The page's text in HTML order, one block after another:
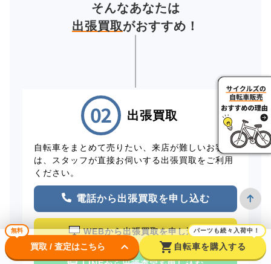
そんなあなたは
出張買取がおすすめ！
出張買取
自転車をまとめて売りたい、来店が難しいお客様
は、スタッフが直接お伺いする出張買取をご利用
ください。
電話から出張買取を申し込む
WEBから出張買取を申し込む
無料
買取 / 査定はこちら keyboard_arrow_down shopping_cart
パーツも続々入荷中！
自転車を購入する